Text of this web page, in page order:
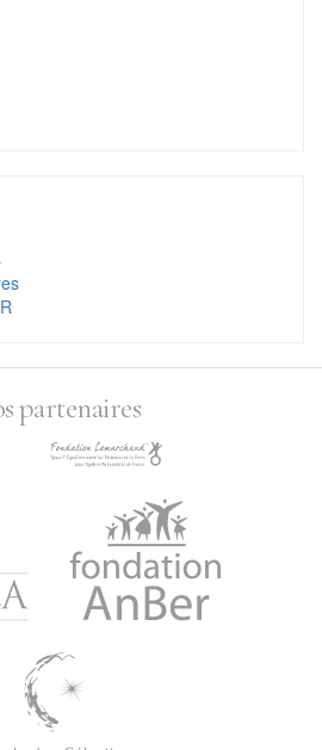
partenaires